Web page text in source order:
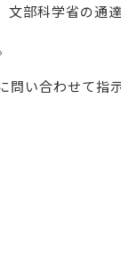
部科学省の通
い合わせて指